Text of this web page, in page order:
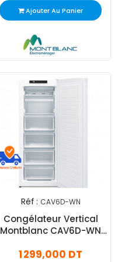
Ajouter Au Panier
Réf : CAV6D-WN
Congélateur Vertical
Montblanc CAV6D-WN
1 299,000 DT